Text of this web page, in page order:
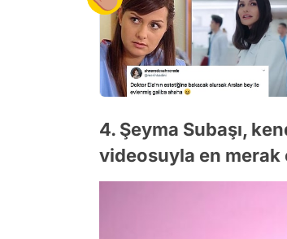
4. Şeyma Subaşı,
videosuyla en